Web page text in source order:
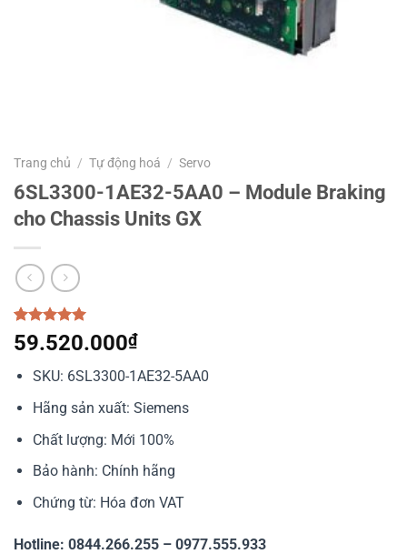
Trang chủ / Tự động hoá / Servo
6SL3300-1AE32-5AA0 – Module Braking
cho Chassis Units GX
5.00 trên 5
dựa trên
1
59.520.000₫
SKU: 6SL3300-1AE32-5AA0
Hãng sản xuất: Siemens
Chất lượng: Mới 100%
Bảo hành: Chính hãng
Chứng từ: Hóa đơn VAT
Hotline: 0844.266.255 – 0977.555.933